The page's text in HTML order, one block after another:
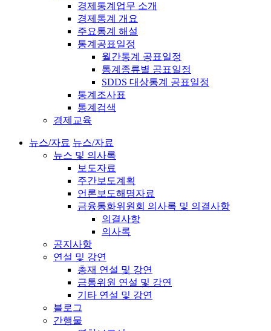
경제통계업무 소개
경제통계 개요
주요통계 해설
통계공표일정
월간통계 공표일정
통계종류별 공표일정
SDDS 대상통계 공표일정
통계조사표
통계검색
경제교육
뉴스/자료 뉴스/자료
뉴스 및 의사록
보도자료
주간보도계획
언론보도해명자료
금융통화위원회 의사록 및 의결사항
의결사항
의사록
공지사항
연설 및 강연
총재 연설 및 강연
금통위원 연설 및 강연
기타 연설 및 강연
블로그
간행물